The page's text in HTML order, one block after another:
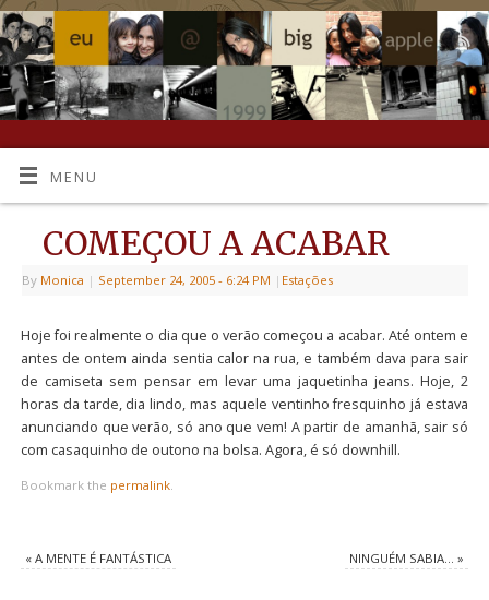
MENU
COMEÇOU A ACABAR
By Monica | September 24, 2005 - 6:24 PM | Estações
Hoje foi realmente o dia que o verão começou a acabar. Até ontem e
antes de ontem ainda sentia calor na rua, e também dava para sair
de camiseta sem pensar em levar uma jaquetinha jeans. Hoje, 2
horas da tarde, dia lindo, mas aquele ventinho fresquinho já estava
anunciando que verão, só ano que vem! A partir de amanhã, sair só
com casaquinho de outono na bolsa. Agora, é só downhill.
Bookmark the permalink.
«A MENTE É FANTÁSTICA NINGUÉM SABIA…»